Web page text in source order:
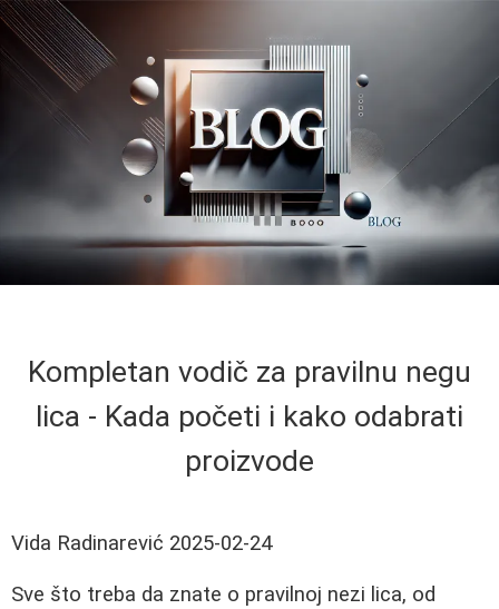
Kompletan vodič za pravilnu negu
lica - Kada početi i kako odabrati
proizvode
Vida Radinarević 2025-02-24
Sve što treba da znate o pravilnoj nezi lica, od